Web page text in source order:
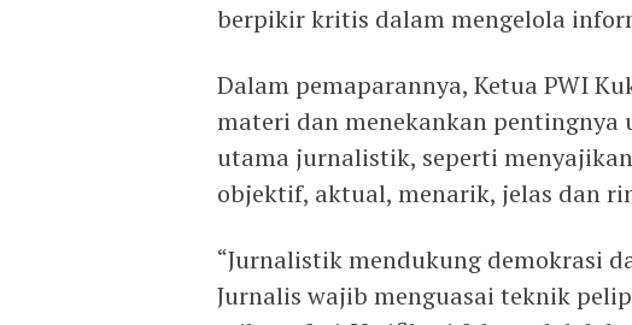
berpikir kritis dalam mengelola
Dalam pemaparannya, Ketua PWI
materi dan menekankan
utama jurnalistik, seperti
objektif, aktual, menarik, jelas dan
“Jurnalistik mendukung demokrasi
Jurnalis wajib menguasai teknik